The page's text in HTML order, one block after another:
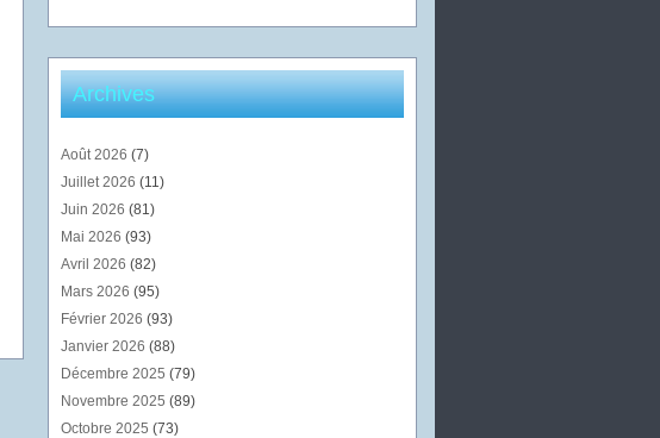
Archives
Août 2026 (7)
Juillet 2026 (11)
Juin 2026 (81)
Mai 2026 (93)
Avril 2026 (82)
Mars 2026 (95)
Février 2026 (93)
Janvier 2026 (88)
Décembre 2025 (79)
Novembre 2025 (89)
Octobre 2025 (73)